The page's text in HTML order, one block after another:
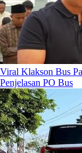
Viral Klakson Bus
Penjelasan PO Bus